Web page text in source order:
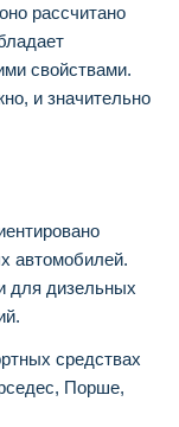
рассчитано
свойствами.
и значительно
автомобилей.
для дизельных
средствах
Порше,